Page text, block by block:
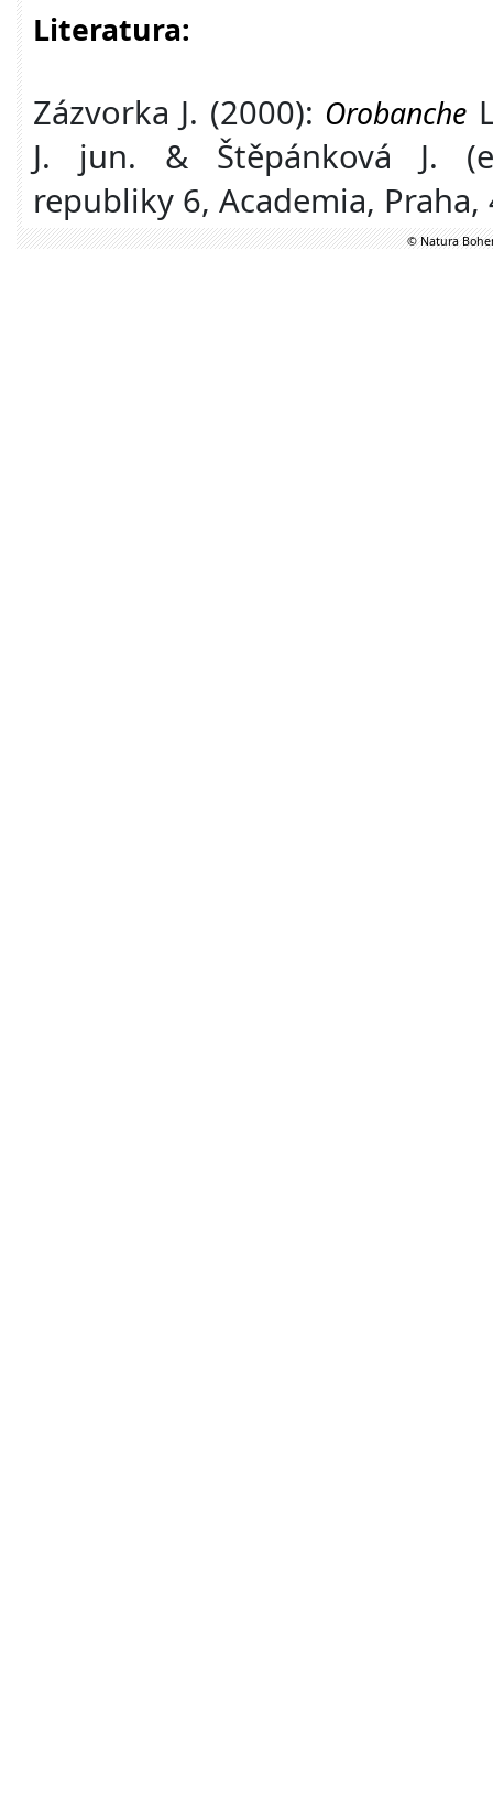
Literatura:
Zázvorka J. (2000): Orobanche
J. jun. & Štěpánková J.
republiky 6, Academia, Praha,
© Natura